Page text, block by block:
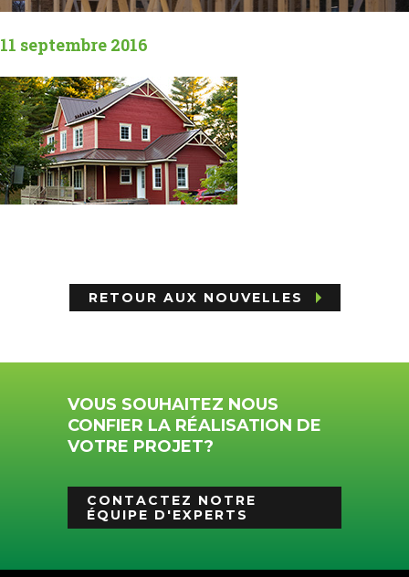
11 septembre 2016
RETOUR AUX NOUVELLES
VOUS SOUHAITEZ NOUS
CONFIER LA RÉALISATION DE
VOTRE PROJET?
CONTACTEZ NOTRE
ÉQUIPE D'EXPERTS